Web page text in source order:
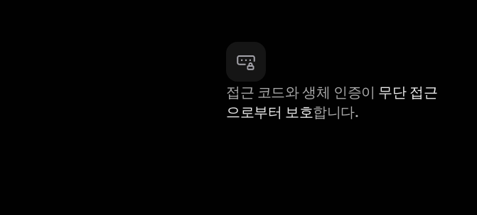
접근 코드와 생체 인증이 무단 접근
으로부터 보호합니다.